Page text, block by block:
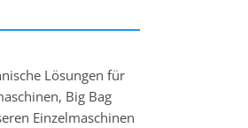
Lösungen für
Big Bag
Einzelmaschinen